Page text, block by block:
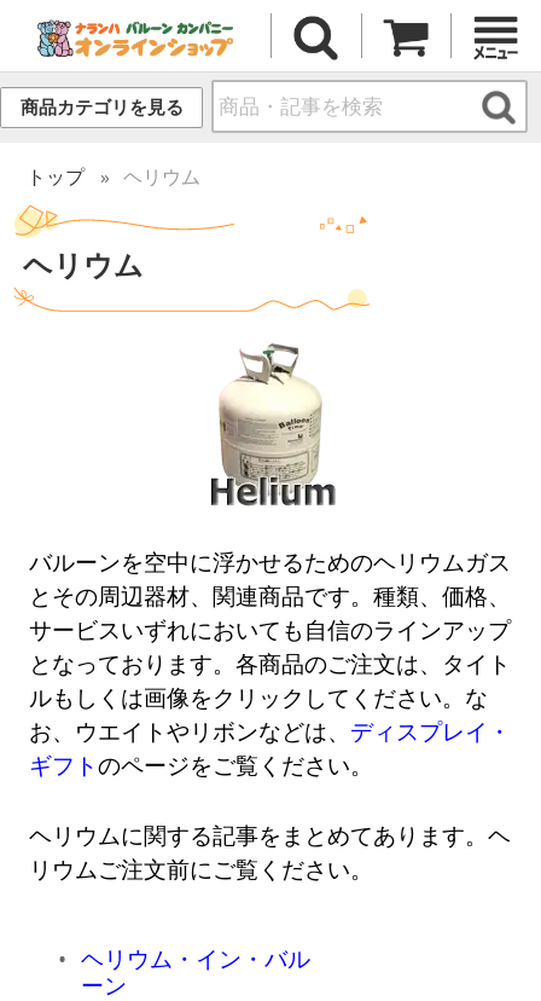
商品カテゴリを見る
トップ ヘリウム
ヘリウム
バルーンを空中に浮かせるためのヘリウムガス
とその周辺器材、関連商品です。種類、価格、
サービスいずれにおいても自信のラインアップ
となっております。各商品のご注文は、タイト
ルもしくは画像をクリックしてください。な
お、ウエイトやリボンなどは、 ディスプレイ・
ギフトのページをご覧ください。
ヘリウムに関する記事をまとめてあります。ヘ
リウムご注文前にご覧ください。
ヘリウム・イン・バル
ーン